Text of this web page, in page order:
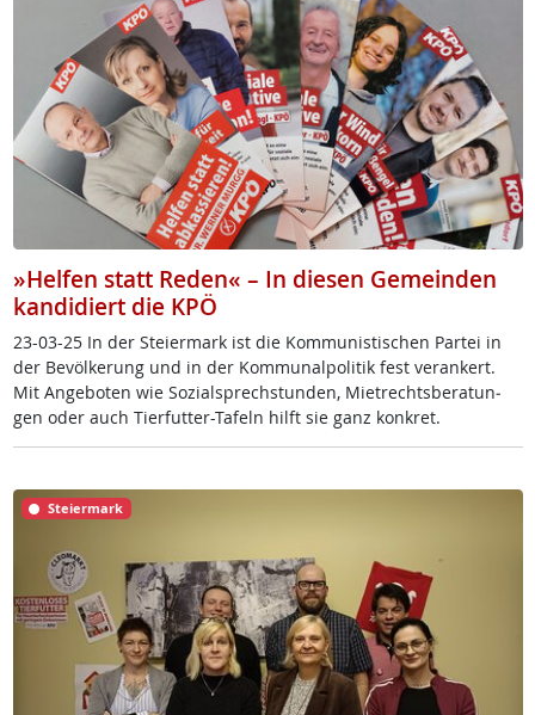
»Helfen statt Reden« – In diesen Gemeinden
kandidiert die KPÖ
23-03-25 In der Stei­er­mark ist die Kom­mu­nis­ti­schen Par­tei in
der Be­völ­ke­rung und in der Kom­mu­nal­po­li­tik fest ver­an­kert.
Mit An­ge­bo­ten wie So­zial­sprech­stun­den, Miet­rechts­be­ra­tun­
gen oder auch Tier­fut­ter-Ta­feln hilft sie ganz kon­k­ret.
Steiermark